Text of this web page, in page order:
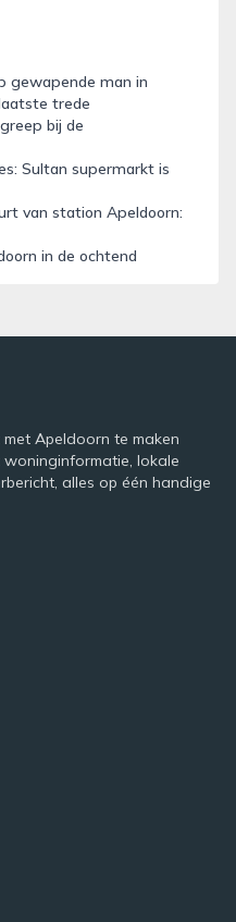
gewapende man in
trede
bij de
Sultan supermarkt is
van station Apeldoorn:
in de ochtend
Apeldoorn te maken
lokale
alles op één handige